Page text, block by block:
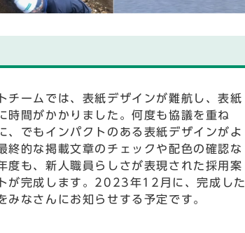
ームでは、表紙デザインが難航し、表紙
時間がかかりました。何度も協議を重ね
、でもインパクトのある表紙デザインがよ
終的な掲載文章のチェックや配色の確認な
度も、新人職員らしさが表現された採用案
が完成します。2023年12月に、完成した
みなさんにお知らせする予定です。